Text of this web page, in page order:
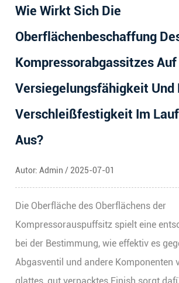
Wie Wirkt Sich Die
Oberflächenbeschaffung
Kompressorabgassitzes Auf
Versiegelungsfähigkeit Und
Verschleißfestigkeit Im
Aus?
Autor: Admin / 2025-07-01
Die Oberfläche des Oberflächens der
Kompressorauspuffsitz spielt eine
bei der Bestimmung, wie effektiv es
Abgasventil und andere Komponenten